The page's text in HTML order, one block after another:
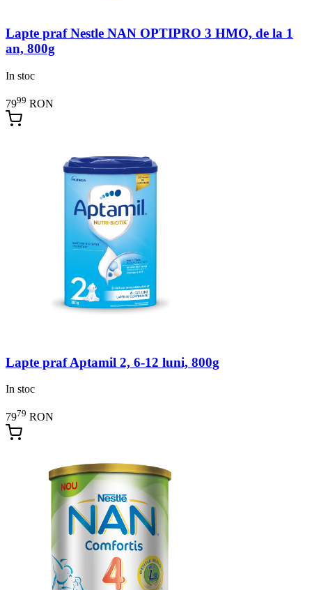
Lapte praf Nestle NAN OPTIPRO 3 HMO, de la 1
an, 800g
In stoc
7999 RON
Lapte praf Aptamil 2, 6-12 luni, 800g
In stoc
7979 RON